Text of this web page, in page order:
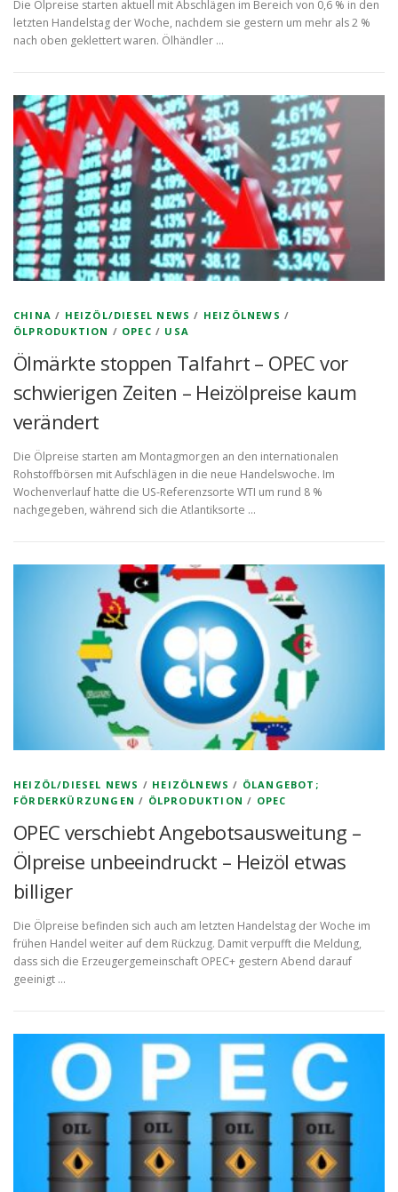
Die Ölpreise starten aktuell mit Abschlägen im Bereich von 0,6 % in den
letzten Handelstag der Woche, nachdem sie gestern um mehr als 2 %
nach oben geklettert waren. Ölhändler …
CHINA / HEIZÖL/DIESEL NEWS / HEIZÖLNEWS /
ÖLPRODUKTION / OPEC / USA
Ölmärkte stoppen Talfahrt – OPEC vor
schwierigen Zeiten – Heizölpreise kaum
verändert
Die Ölpreise starten am Montagmorgen an den internationalen
Rohstoffbörsen mit Aufschlägen in die neue Handelswoche. Im
Wochenverlauf hatte die US-Referenzsorte WTI um rund 8 %
nachgegeben, während sich die Atlantiksorte …
HEIZÖL/DIESEL NEWS / HEIZÖLNEWS / ÖLANGEBOT;
FÖRDERKÜRZUNGEN / ÖLPRODUKTION / OPEC
OPEC verschiebt Angebotsausweitung –
Ölpreise unbeeindruckt – Heizöl etwas
billiger
Die Ölpreise befinden sich auch am letzten Handelstag der Woche im
frühen Handel weiter auf dem Rückzug. Damit verpufft die Meldung,
dass sich die Erzeugergemeinschaft OPEC+ gestern Abend darauf
geeinigt …